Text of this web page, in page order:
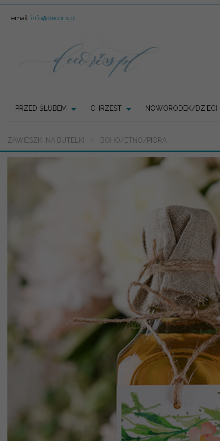
email: info@decoris.pl
PRZED ŚLUBEM CHRZEST NOWORODEK/DZIECI
ZAWIESZKI NA BUTELKI BOHO/ETNO/PIÓRA